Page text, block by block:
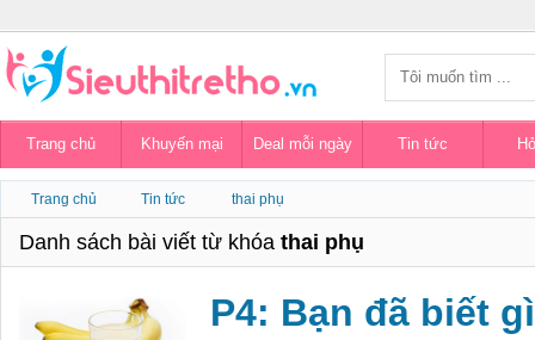
Trang chủ Khuyến mại Deal mỗi ngày Tin tức
Trang chủ Tin tức thai phụ
Danh sách bài viết từ khóa thai phụ
P4: Bạn đã biết